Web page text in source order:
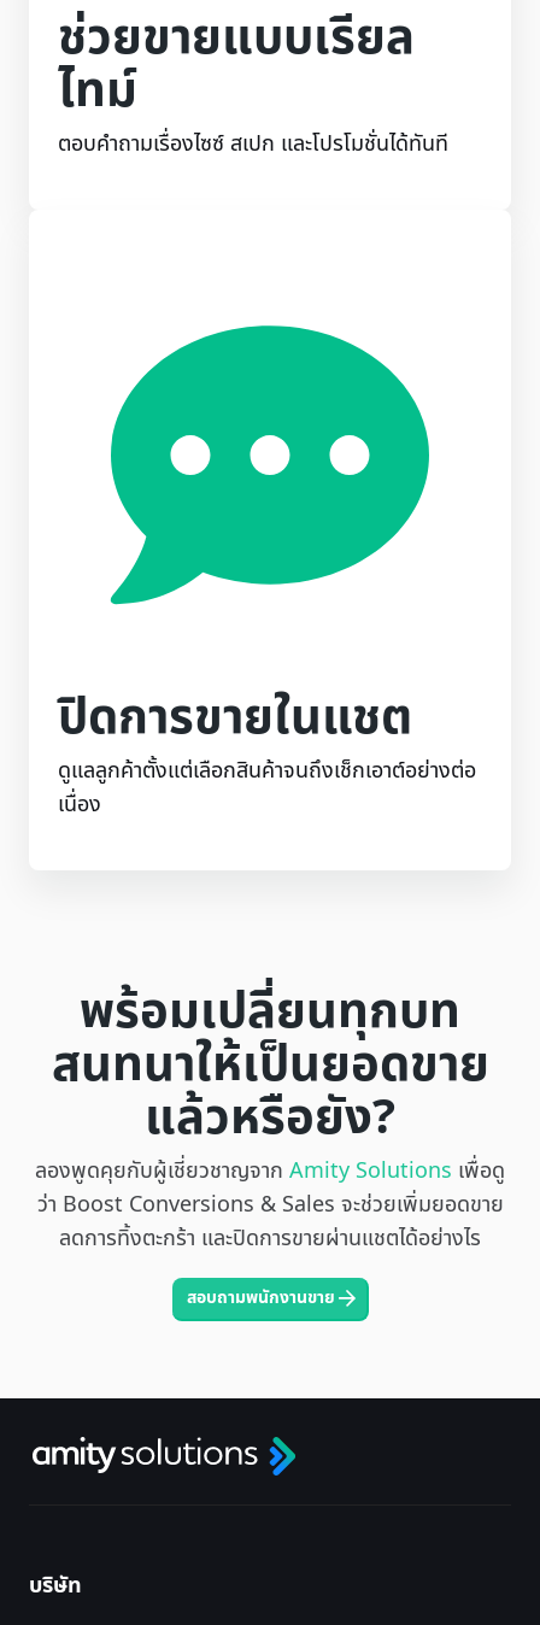
ช่วยขายแบบเรียล
ไทม์
ตอบคำถามเรื่องไซซ์ สเปก และโปรโมชั่นได้ทันที
ปิดการขายในแชต
ดูแลลูกค้าตั้งแต่เลือกสินค้าจนถึงเช็กเอาต์อย่างต่อ
เนื่อง
พร้อมเปลี่ยนทุกบท
สนทนาให้เป็นยอดขาย
แล้วหรือยัง?
ลองพูดคุยกับผู้เชี่ยวชาญจาก Amity Solutions เพื่อดู
ว่า Boost Conversions & Sales จะช่วยเพิ่มยอดขาย
ลดการทิ้งตะกร้า และปิดการขายผ่านแชตได้อย่างไร
สอบถามพนักงานขาย
บริษัท